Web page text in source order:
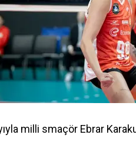
milli smaçör Ebrar